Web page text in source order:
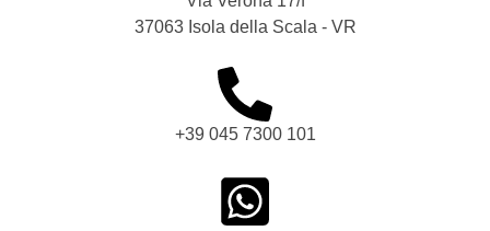
37063 Isola della Scala - VR
+39 045 7300 101